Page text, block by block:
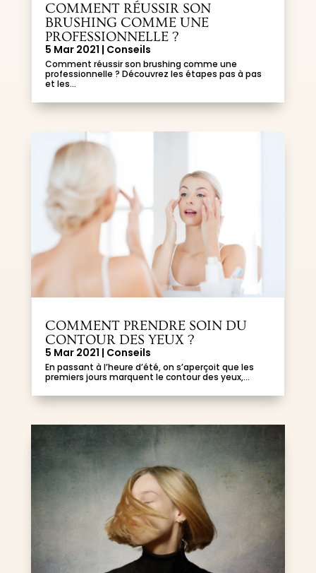
COMMENT RÉUSSIR SON
BRUSHING COMME UNE
PROFESSIONNELLE ?
5 Mar 2021 | Conseils
Comment réussir son brushing comme une
professionnelle ? Découvrez les étapes pas à pas
et les...
COMMENT PRENDRE SOIN DU
CONTOUR DES YEUX ?
5 Mar 2021 | Conseils
En passant à l’heure d’été, on s’aperçoit que les
premiers jours marquent le contour des yeux,...